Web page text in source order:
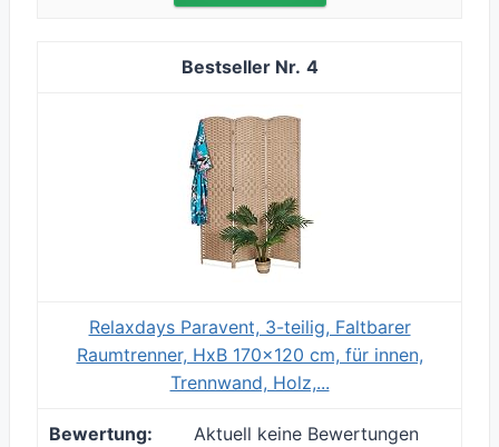
4
Relaxdays Paravent, 3-teilig, Faltbarer
Raumtrenner, HxB 170x120 cm, für innen,
Trennwand, Holz,...
Aktuell keine Bewertungen